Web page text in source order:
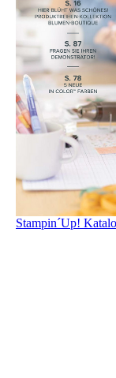
Stampin´Up!